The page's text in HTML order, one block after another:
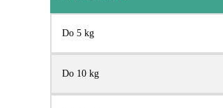
Do 5 kg
Do 10 kg